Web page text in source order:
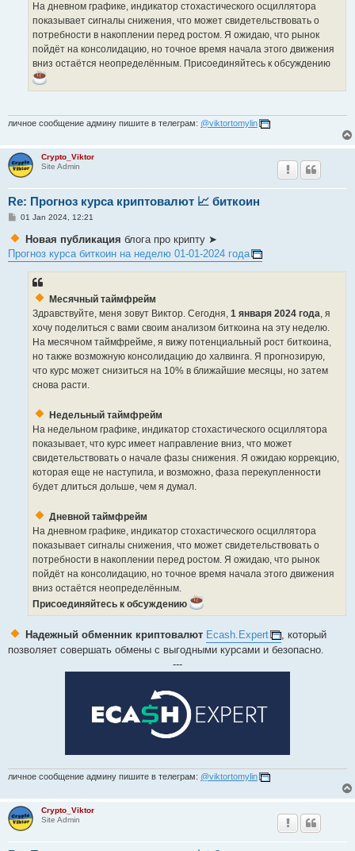
На дневном графике, индикатор стохастического осциллятора
показывает сигналы снижения, что может свидетельствовать о
потребности в накоплении перед ростом. Я ожидаю, что рынок
пойдёт на консолидацию, но точное время начала этого движения
вниз остаётся неопределённым. Присоединяйтесь к обсуждению
личное сообщение админу пишите в телеграм: @viktortomylin
Crypto_Viktor
Site Admin
Re: Прогноз курса криптовалют 📈 биткоин
P
s
01 Jan 2024, 12:21
Новая публикация блога про крипту ➤
Прогноз курса биткоин на неделю 01-01-2024 года
Месячный таймфрейм
Здравствуйте, меня зовут Виктор. Сегодня, 1 января 2024 года, я
хочу поделиться с вами своим анализом биткоина на эту неделю.
На месячном таймфрейме, я вижу потенциальный рост биткоина,
но также возможную консолидацию до халвинга. Я прогнозирую,
что курс может снизиться на 10% в ближайшие месяцы, но затем
снова расти.
Недельный таймфрейм
На недельном графике, индикатор стохастического осциллятора
показывает, что курс имеет направление вниз, что может
свидетельствовать о начале фазы снижения. Я ожидаю коррекцию,
которая еще не наступила, и возможно, фаза перекупленности
будет длиться дольше, чем я думал.
Дневной таймфрейм
На дневном графике, индикатор стохастического осциллятора
показывает сигналы снижения, что может свидетельствовать о
потребности в накоплении перед ростом. Я ожидаю, что рынок
пойдёт на консолидацию, но точное время начала этого движения
вниз остаётся неопределённым.
Присоединяйтесь к обсуждению
Надежный обменник криптовалют Ecash.Expert
, который
позволяет совершать обмены с выгодными курсами и безопасно.
---
личное сообщение админу пишите в телеграм: @viktortomylin
Crypto_Viktor
Site Admin